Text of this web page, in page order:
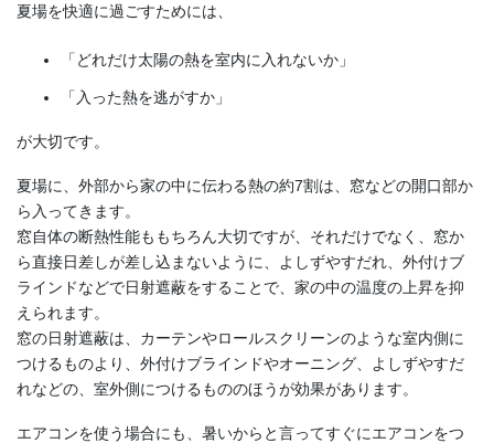
夏場を快適に過ごすためには、
「どれだけ太陽の熱を室内に入れないか」
「入った熱を逃がすか」
が大切です。
夏場に、外部から家の中に伝わる熱の約7割は、窓などの開口部か
ら入ってきます。
窓自体の断熱性能ももちろん大切ですが、それだけでなく、窓か
ら直接日差しが差し込まないように、よしずやすだれ、外付けブ
ラインドなどで日射遮蔽をすることで、家の中の温度の上昇を抑
えられます。
窓の日射遮蔽は、カーテンやロールスクリーンのような室内側に
つけるものより、外付けブラインドやオーニング、よしずやすだ
れなどの、室外側につけるもののほうが効果があります。
エアコンを使う場合にも、暑いからと言ってすぐにエアコンをつ